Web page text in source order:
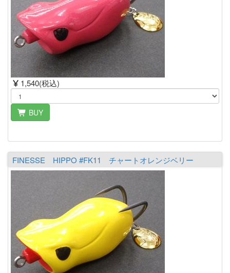
1,540(税込)
BUY
FINESSE HIPPO #FK11 チャートオレンジベリー